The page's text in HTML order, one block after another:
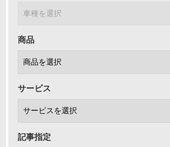
商品
サービス
記事指定